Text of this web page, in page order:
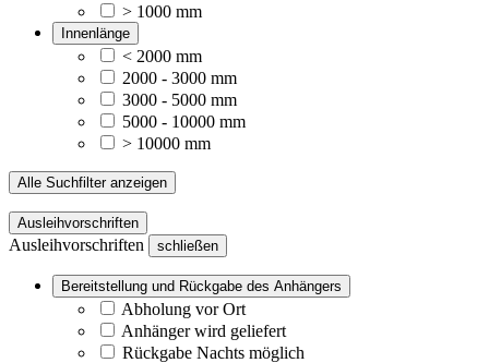
> 1000 mm
Innenlänge
< 2000 mm
2000 - 3000 mm
3000 - 5000 mm
5000 - 10000 mm
> 10000 mm
Alle Suchfilter anzeigen
Ausleihvorschriften
Ausleihvorschriften schließen
Bereitstellung und Rückgabe des Anhängers
Abholung vor Ort
Anhänger wird geliefert
Rückgabe Nachts möglich